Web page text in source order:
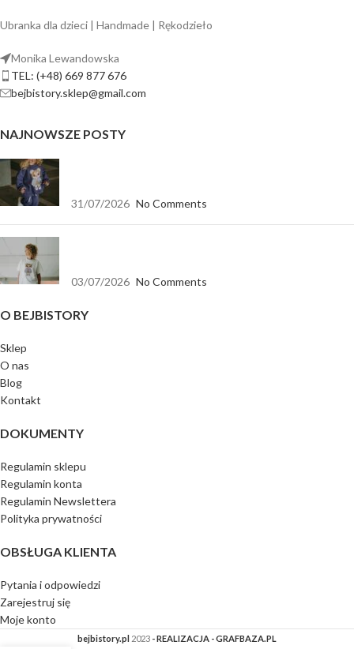
Ubranka dla dzieci | Handmade | Rękodzieło
Monika Lewandowska
TEL: (+48) 669 877 676
bejbistory.sklep@gmail.com
NAJNOWSZE POSTY
31/07/2026 No Comments
03/07/2026 No Comments
O BEJBISTORY
Sklep
O nas
Blog
Kontakt
DOKUMENTY
Regulamin sklepu
Regulamin konta
Regulamin Newslettera
Polityka prywatności
OBSŁUGA KLIENTA
Pytania i odpowiedzi
Zarejestruj się
Moje konto
bejbistory.pl 2023 - REALIZACJA - GRAFBAZA.PL